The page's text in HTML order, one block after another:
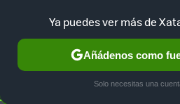
SELECCIÓN GAMING HOME
Ya puedes ver más de
Añádenos como
Solo necesitas una